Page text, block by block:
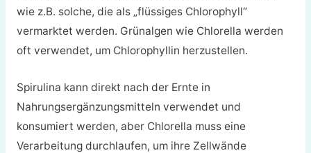
wie z.B. solche, die als „flüssiges Chlorophyll“
vermarktet werden. Grünalgen wie Chlorella werden
oft verwendet, um Chlorophyllin herzustellen.
Spirulina kann direkt nach der Ernte in
Nahrungsergänzungsmitteln verwendet und
konsumiert werden, aber Chlorella muss eine
Verarbeitung durchlaufen, um ihre Zellwände